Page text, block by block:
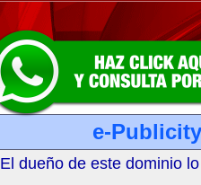
e-
El dueño de este dominio